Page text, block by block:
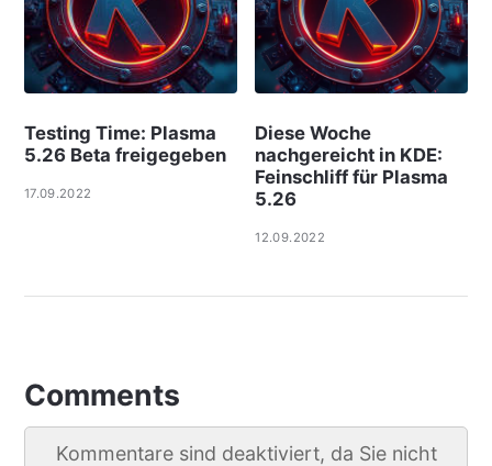
Testing Time: Plasma
5.26 Beta freigegeben
17.09.2022
Diese Woche
nachgereicht in KDE:
Feinschliff für Plasma
5.26
12.09.2022
Comments
Kommentare sind deaktiviert, da Sie nicht